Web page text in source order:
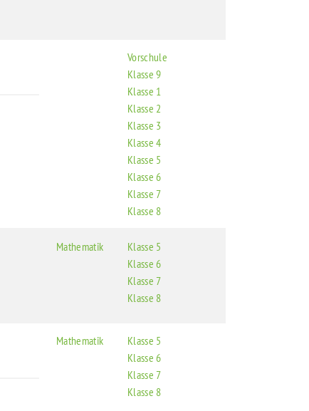
Vorschule
Klasse 9
Klasse 1
Klasse 2
Klasse 3
Klasse 4
Klasse 5
Klasse 6
Klasse 7
Klasse 8
Mathematik
Klasse 5
Klasse 6
Klasse 7
Klasse 8
Mathematik
Klasse 5
Klasse 6
Klasse 7
Klasse 8